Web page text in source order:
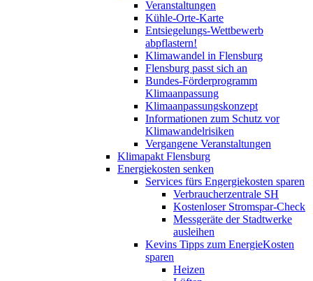
Veranstaltungen
Kühle-Orte-Karte
Entsiegelungs-Wettbewerb
abpflastern!
Klimawandel in Flensburg
Flensburg passt sich an
Bundes-Förderprogramm
Klimaanpassung
Klimaanpassungskonzept
Informationen zum Schutz vor
Klimawandelrisiken
Vergangene Veranstaltungen
Klimapakt Flensburg
Energiekosten senken
Services fürs Engergiekosten sparen
Verbraucherzentrale SH
Kostenloser Stromspar-Check
Messgeräte der Stadtwerke
ausleihen
Kevins Tipps zum EnergieKosten
sparen
Heizen